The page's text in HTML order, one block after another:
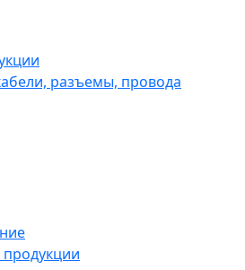
разъемы, провода